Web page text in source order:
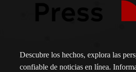
Descubre los hechos, explora las
confiable de noticias en línea.